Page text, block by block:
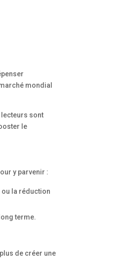
mondial
lecteurs sont
le
y parvenir :
la réduction
terme.
de créer une